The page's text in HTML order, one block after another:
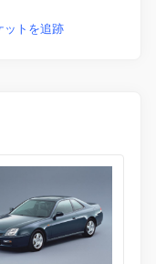
トを追跡